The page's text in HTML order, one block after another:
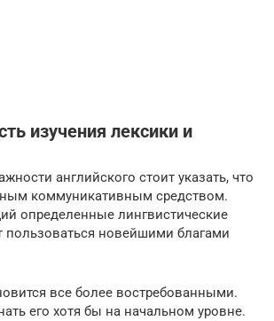
изучения лексики и
английского стоит указать, что
коммуникативным средством.
определенные лингвистические
пользоваться новейшими благами
все более востребованными.
его хотя бы на начальном уровне.